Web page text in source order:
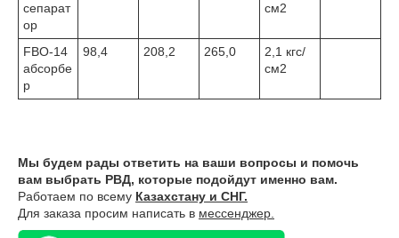
сепарат
ор
см2
FBO-14
абсорбе
р
98,4 208,2 265,0
2,1 кгс/
см2
Мы будем рады ответить на ваши вопросы и помочь
вам выбрать РВД, которые подойдут именно вам.
Работаем по всему Казахстану и СНГ.
Для заказа просим написать в мессенджер.